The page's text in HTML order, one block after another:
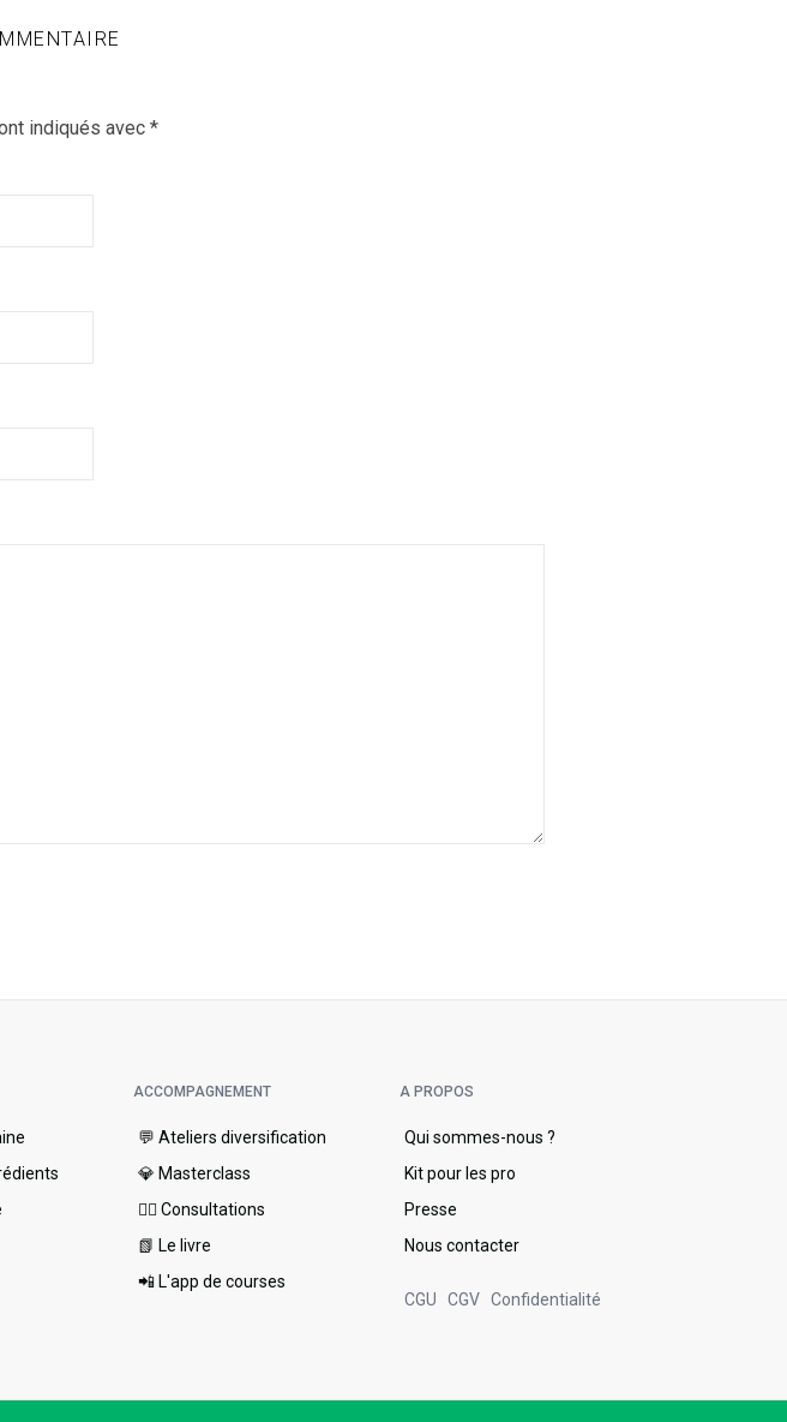
indiqués avec *
ACCOMPAGNEMENT
💬 Ateliers diversification
💎 Masterclass
👩‍⚕️ Consultations
📗 Le livre
📲 L'app de courses
A PROPOS
Qui sommes-nous ?
Kit pour les pro
Presse
Nous contacter
CGU CGV Confidentialité